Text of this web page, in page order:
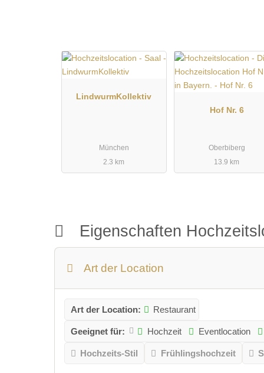
LindwurmKollektiv
München
2.3 km
Hof Nr. 6
Oberbiberg
13.9 km
Eigenschaften
Art der Location
Art der Location: Restaurant
Geeignet für: Hochzeit Eventlocation
Hochzeits-Stil Frühlingshochzeit